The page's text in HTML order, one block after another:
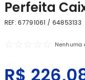
Perfeita
REF:67791061 / 64853133
☆ ☆ ☆ ☆ ☆ Nenhuma
R$ 226,